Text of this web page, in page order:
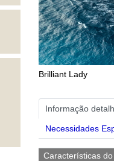
Brilliant Lady
Informação
Necessidades
Características